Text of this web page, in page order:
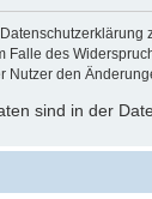
des
den
sind in der